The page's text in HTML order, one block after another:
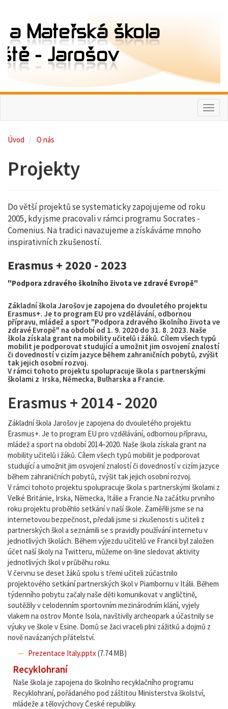
Úvod O nás
Projekty
Do větší projektů se systematicky zapojujeme od roku
2005, kdy jsme pracovali v rámci programu Socrates -
Comenius. Na tradici navazujeme a získáváme mnoho
inspirativních zkušeností.
Erasmus + 2020 - 2023
"Podpora zdravého školního života ve zdravé Evropě"
Základní škola Jarošov je zapojena do dvouletého projektu
Erasmus+. Je to program EU pro vzdělávání, odbornou
přípravu, mládež a sport "Podpora zdravého školního života ve
zdravé Evropě" na období od 1. 9. 2020 do 31. 8. 2023. Naše
škola získala grant na mobility učitelů i žáků. Cílem všech typů
mobilit je podporovat studující a umožnit jim osvojení znalostí
či dovedností v cizím jazyce během zahraničních pobytů, zvýšit
tak jejich osobní rozvoj.
V rámci tohoto projektu spolupracuje škola s partnerskými
školami z Irska, Německa, Bulharska a Francie.
Erasmus + 2014 - 2020
Základní škola Jarošov je zapojena do dvouletého projektu
Erasmus+. Je to program EU pro vzdělávání, odbornou přípravu,
mládež a sport na období 2014–2020. Naše škola získala grant na
mobility učitelů i žáků. Cílem všech typů mobilit je podporovat
studující a umožnit jim osvojení znalostí či dovedností v cizím jazyce
během zahraničních pobytů, zvýšit tak jejich osobní rozvoj.
V rámci tohoto projektu spolupracuje škola s partnerskými školami z
Velké Británie, Irska, Německa, Itálie a Francie.Na začátku prvního
roku projektu proběhlo setkání v naší škole. Zaměřili jsme se na
internetovou bezpečnost, předali jsme si zkušenosti s učiteli z
partnerských škol a seznámili se s pravidly používání internetu v
jednotlivých školách. Během výjezdu učitelů ve Francii byl založen
účet naší školy na Twitteru, můžeme on-line sledovat aktivity
jednotlivých škol v průběhu roku.
V červnu se deset žáků spolu s třemi učiteli zúčastnilo
projektového setkání partnerských škol v Piambornu v Itálii. Během
týdenního pobytu začaly naše děti komunikovat v angličtině,
soutěžily v celodenním sportovním mezinárodním klání, vyjely
vlakem na ostrov Monte Isola, navštivily archeopark a účastnily se
výuky ve škole v Esine. Domů se žaci vraceli plni zážitků a dojmů z
nově navázaných přátelství.
Prezentace Italy.pptx(7.74 MB)
Recyklohraní
Naše škola je zapojena do školního recyklačního programu
Recyklohraní, pořádaného pod záštitou Ministerstva školství,
mládeže a tělovýchovy České republiky.